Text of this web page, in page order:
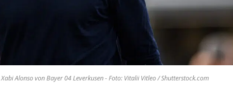
Xabi Alonso von Bayer 04 Leverkusen - Foto: Vitalii Vitleo / Shutterstock.com